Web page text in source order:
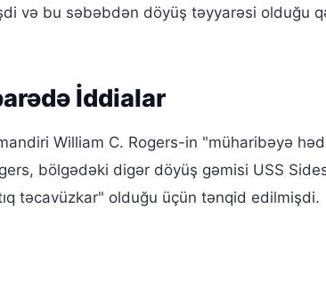
və bu səbəbdən döyüş təyyarəsi olduğu
İddialar
William C. Rogers-in "müharibəyə
bölgədəki digər döyüş gəmisi USS
təcavüzkar" olduğu üçün tənqid edilmişdi.